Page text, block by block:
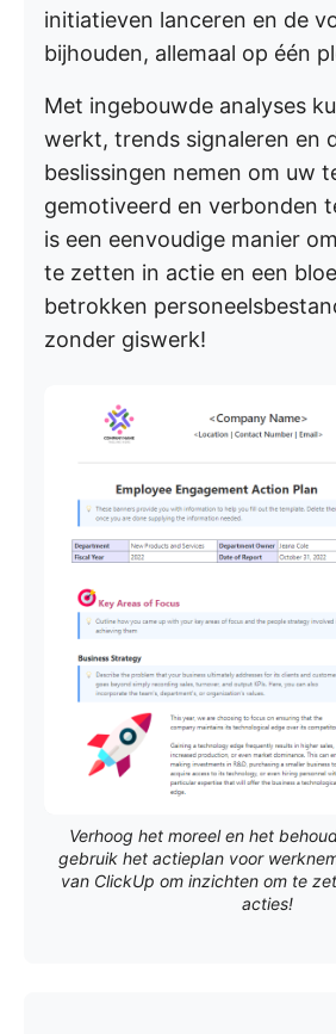
initiatieven lanceren en de
bijhouden, allemaal op één
Met ingebouwde analyses
werkt, trends signaleren en
beslissingen nemen om uw
gemotiveerd en verbonden
is een eenvoudige manier
te zetten in actie en een
betrokken
zonder giswerk!
Verhoog het moreel en het
gebruik het actieplan voor
van ClickUp om inzichten om te
acties!